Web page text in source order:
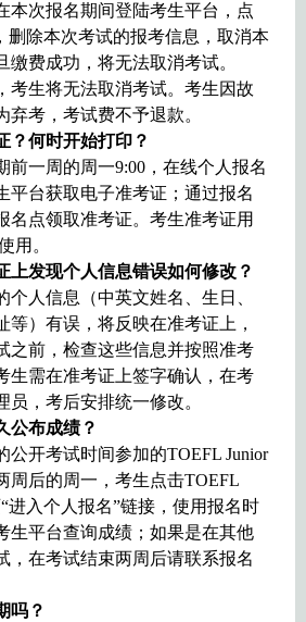
本次报名期间登陆考生平台，点
删除本次考试的报考信息，取消本
缴费成功，将无法取消考试。
考生将无法取消考试。考生因故
弃考，考试费不予退款。
？何时开始打印？
前一周的周一9:00，在线个人报名
平台获取电子准考证；通过报名
名点领取准考证。考生准考证用
用。
上发现个人信息错误如何修改？
个人信息（中英文姓名、生日、
等）有误，将反映在准考证上，
之前，检查这些信息并按照准考
生需在准考证上签字确认，在考
员，考后安排统一修改。
公布成绩？
公开考试时间参加的TOEFL Junior
周后的周一，考生点击TOEFL
进入个人报名”链接，使用报名时
生平台查询成绩；如果是在其他
，在考试结束两周后请联系报名
吗？